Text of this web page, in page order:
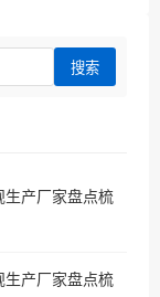
搜索
生产厂家盘点梳
生产厂家盘点梳